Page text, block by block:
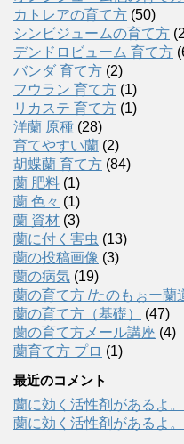
カトレアの育て方 (50)
シンビジュームの育て方
デンドロビューム 育て方
バンダ 育て方 (2)
フウラン 育て方 (1)
リカステ 育て方 (1)
洋蘭 原種 (28)
育てやすい蘭 (2)
胡蝶蘭 育て方 (84)
蘭 肥料 (1)
蘭 色々 (1)
蘭 資材 (3)
蘭に付く害虫 (13)
蘭の投稿画像 (3)
蘭の病気 (19)
蘭の育て方 /たのもぉー
蘭の育て方（基礎）
(47)
蘭の育て方メール講座 (4)
蘭育て方 プロ (1)
最近のコメント
蘭に効く活性剤があるよ
蘭に効く活性剤があるよ